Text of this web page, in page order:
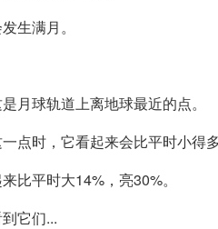
生满月。
月球轨道上离地球最近的点。
点时，它看起来会比平时小得多
比平时大14%，亮30%。
它们...